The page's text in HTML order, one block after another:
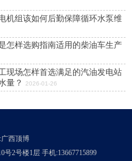
机组该如何后勤保障循环水泵维
怎样选购指南适用的柴油车生产
现场怎样首选满足的汽油发电站
量？
2026-01-26
西顶博
2号楼1层 手机:13667715899